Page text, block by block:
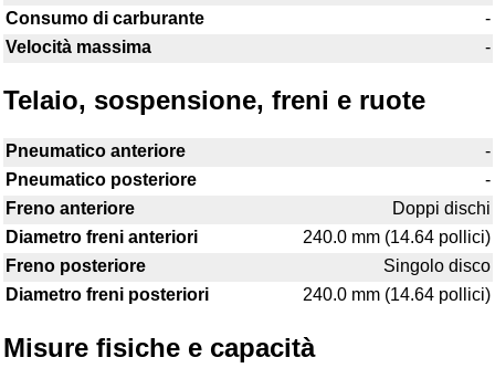
Consumo di carburante
-
Velocità massima
-
Telaio, sospensione, freni e ruote
Pneumatico anteriore
-
Pneumatico posteriore
-
Freno anteriore
Doppi dischi
Diametro freni anteriori
240.0 mm (14.64 pollici)
Freno posteriore
Singolo disco
Diametro freni posteriori
240.0 mm (14.64 pollici)
Misure fisiche e capacità